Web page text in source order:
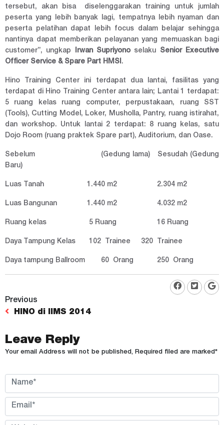
tersebut, akan bisa diselenggarakan training untuk jumlah
peserta yang lebih banyak lagi, tempatnya lebih nyaman dan
peserta pelatihan dapat lebih focus dalam belajar sehingga
nantinya dapat memberikan pelayanan yang memuaskan bagi
customer”, ungkap
Irwan Supriyono selaku Senior Executive
Officer Service & Spare Part HMSI .
Hino Training Center ini terdapat dua lantai, fasilitas yang
terdapat di Hino Training Center antara lain; Lantai 1 terdapat:
5 ruang kelas ruang computer, perpustakaan, ruang SST
(Tools), Cutting Model, Loker, Musholla, Pantry, ruang istirahat,
dan workshop. Untuk lantai 2 terdapat: 8 ruang kelas, satu
Dojo Room (ruang praktek Spare part), Auditorium, dan Oase.
Sebelum (Gedung lama)
Sesudah (Gedung
Baru)
Luas Tanah 1.440 m2 2.304 m2
Luas Bangunan 1.440 m2 4.032 m2
Ruang kelas 5 Ruang 16 Ruang
Daya Tampung Kelas 102 Trainee 320 Trainee
Daya tampung Ballroom 60 Orang 250 Orang
Previous
HINO di IIMS 2014
Leave Reply
Your email Address will not be published, Required filed are marked*